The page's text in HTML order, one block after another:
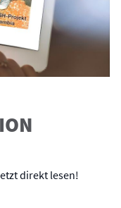
direkt lesen!